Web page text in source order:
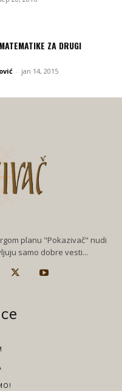
ZA DRUGI
- jan 14, 2015
planu "Pokazivač" nudi
samo dobre vesti...